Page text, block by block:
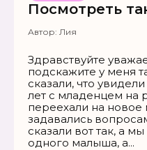
Посмотреть
Автор: Лия
Здравствуйте
подскажите у меня
сказали, что
лет с младенцем на
переехали на новое
задавались
сказали вот так, а
одного малыша, а...